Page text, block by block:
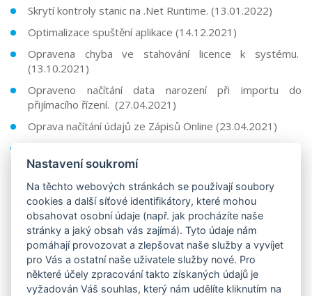
Skrytí kontroly stanic na .Net Runtime. (13.01.2022)
Optimalizace spuštění aplikace (14.12.2021)
Opravena chyba ve stahování licence k systému.
(13.10.2021)
Opraveno načítání data narození při importu do
přijímacího řízení. (27.04.2021)
Oprava načítání údajů ze Zápisů Online (23.04.2021)
Předchozí verze (19/20)
Nastavení soukromí
Na těchto webových stránkách se používají soubory
cookies a další síťové identifikátory, které mohou
obsahovat osobní údaje (např. jak procházíte naše
stránky a jaký obsah vás zajímá). Tyto údaje nám
pomáhají provozovat a zlepšovat naše služby a vyvíjet
pro Vás a ostatní naše uživatele služby nové. Pro
některé účely zpracování takto získaných údajů je
vyžadován Váš souhlas, který nám udělíte kliknutím na